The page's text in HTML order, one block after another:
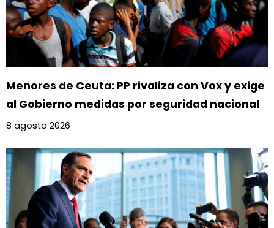
Menores de Ceuta: PP rivaliza con Vox y exige
al Gobierno medidas por seguridad nacional
8 agosto 2026